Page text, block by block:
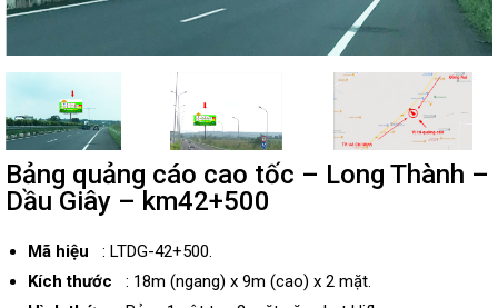
Bảng quảng cáo cao tốc – Long Thành –
Dầu Giây – km42+500
Mã hiệu : LTDG-42+500.
Kích thước : 18m (ngang) x 9m (cao) x 2 mặt.